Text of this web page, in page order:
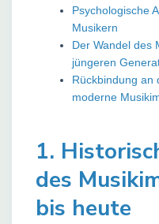
Psychologische
Musikern
Der Wandel des
jüngeren
Rückbindung an
moderne
1.
des
bis heute